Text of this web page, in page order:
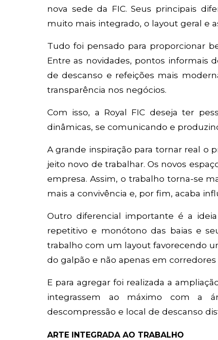
nova sede da FIC. Seus principais
muito mais integrado, o layout geral e
Tudo foi pensado para proporcionar
Entre as novidades, pontos informais
de descanso e refeições mais
transparência nos negócios.
Com isso, a Royal FIC deseja ter
dinâmicas, se comunicando e
A grande inspiração para tornar real o
jeito novo de trabalhar. Os novos
empresa. Assim, o trabalho torna-se
mais a convivência e, por fim, acaba
Outro diferencial importante é a
repetitivo e monótono das baias e
trabalho com um layout favorecendo
do galpão e não apenas em corredores
E para agregar foi realizada a
integrassem ao máximo com a
descompressão e local de descanso
ARTE INTEGRADA AO TRABALHO